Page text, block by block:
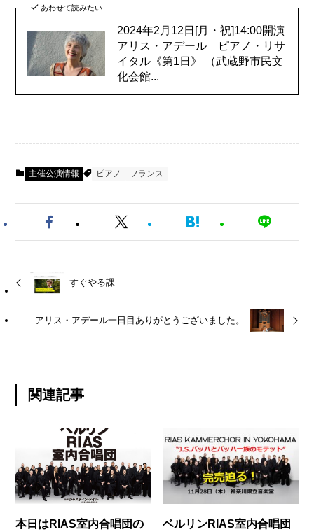
あわせて読みたい
2024年2月12日[月・祝]14:00開演
アリス・アデール ピアノ・リサ
イタル《第1日》 （武蔵野市民文
化会館...
主催公演情報 ピアノ フランス
すぐやる課
アリス・アデール一日目ありがとうございました。
関連記事
本日はRIAS室内合唱団の ベルリンRIAS室内合唱団